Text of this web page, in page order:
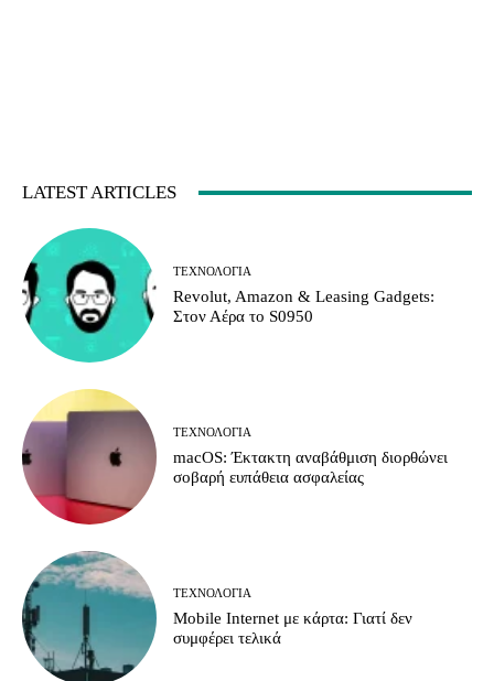
LATEST ARTICLES
ΤΕΧΝΟΛΟΓΊΑ
Revolut, Amazon & Leasing Gadgets:
Στον Αέρα το S0950
ΤΕΧΝΟΛΟΓΊΑ
macOS: Έκτακτη αναβάθμιση διορθώνει
σοβαρή ευπάθεια ασφαλείας
ΤΕΧΝΟΛΟΓΊΑ
Mobile Internet με κάρτα: Γιατί δεν
συμφέρει τελικά